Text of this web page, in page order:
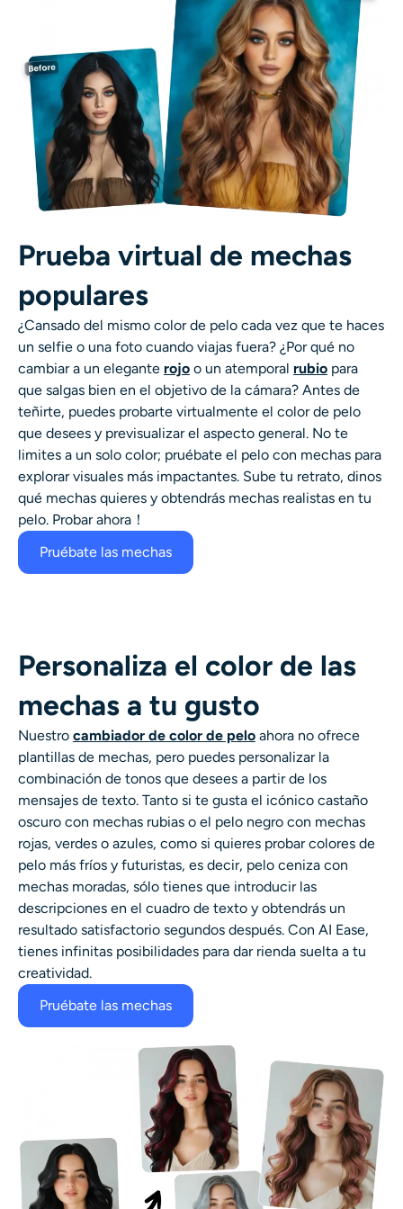
Generador de Imágenes con Estilo por IA
Herramientas de retrato
Cambiador de peinado
Cambiador de ropa
Bebé IA
Filtro AI
Generador de disparos a la cabeza Pro
Generador de disparos a la cabeza con IA
Creador de fotos de pasaporte
Herramientas de video
Efectos de video
Quitar marca de agua de video
Prueba virtual de mechas
populares
¿Cansado del mismo color de pelo cada vez que te haces
un selfie o una foto cuando viajas fuera? ¿Por qué no
cambiar a un elegante rojo o un atemporal rubio para
que salgas bien en el objetivo de la cámara? Antes de
teñirte, puedes probarte virtualmente el color de pelo
que desees y previsualizar el aspecto general. No te
limites a un solo color; pruébate el pelo con mechas para
explorar visuales más impactantes. Sube tu retrato, dinos
qué mechas quieres y obtendrás mechas realistas en tu
pelo. Probar ahora！
Pruébate las mechas
Personaliza el color de las
mechas a tu gusto
Nuestro cambiador de color de pelo ahora no ofrece
plantillas de mechas, pero puedes personalizar la
combinación de tonos que desees a partir de los
mensajes de texto. Tanto si te gusta el icónico castaño
oscuro con mechas rubias o el pelo negro con mechas
rojas, verdes o azules, como si quieres probar colores de
pelo más fríos y futuristas, es decir, pelo ceniza con
mechas moradas, sólo tienes que introducir las
descripciones en el cuadro de texto y obtendrás un
resultado satisfactorio segundos después. Con AI Ease,
tienes infinitas posibilidades para dar rienda suelta a tu
creatividad.
Pruébate las mechas